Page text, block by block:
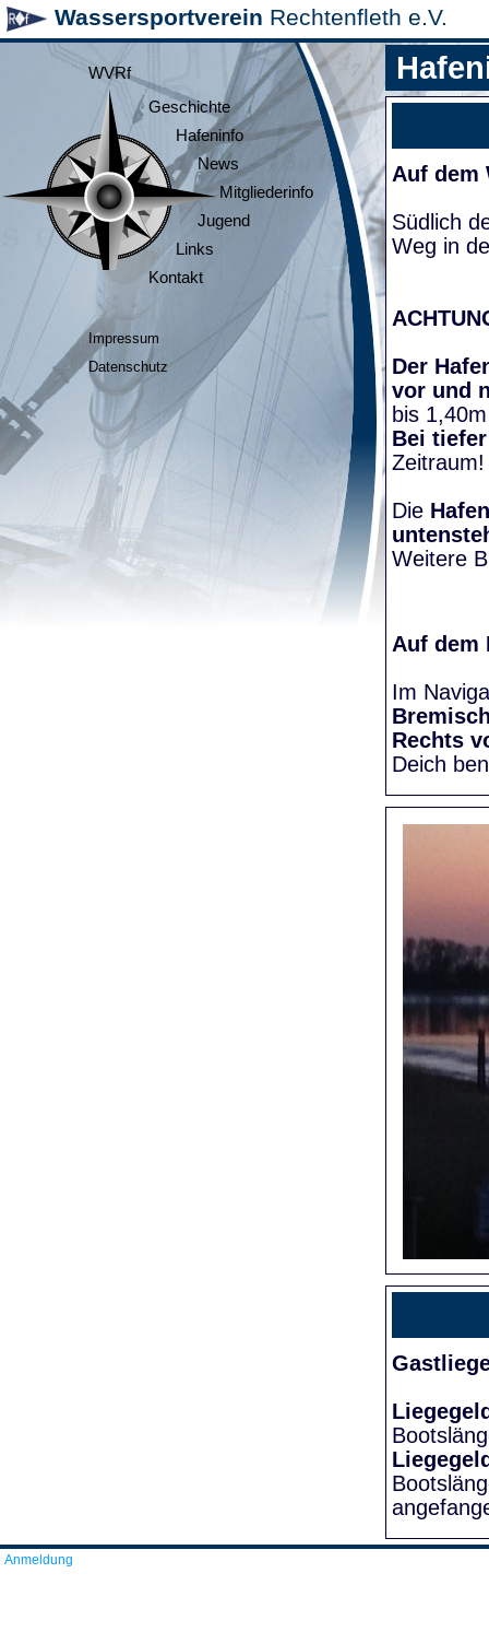
Wassersportverein Rechtenfleth e.V.
WVRf
Geschichte
Hafeninfo
News
Mitgliederinfo
Jugend
Links
Kontakt
Impressum
Datenschutz
Auf dem
Südlich
Weg in
Der
vor und
bis
Bei
Die
Weitere
Auf dem
Im
Rechts
Deich
Anmeldung